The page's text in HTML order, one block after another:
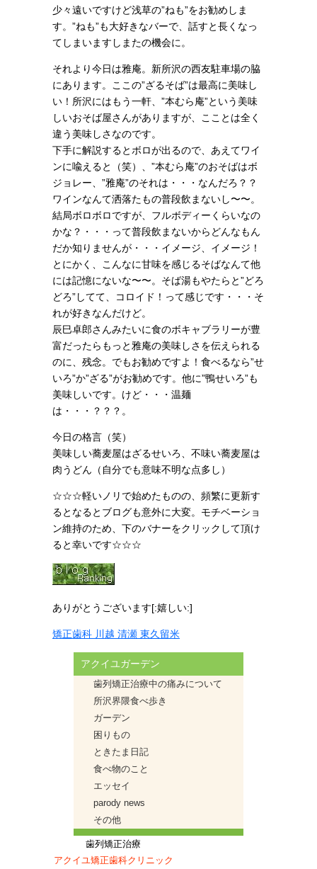
少々遠いですけど浅草の”ねも”をお勧めしま
す。”ねも”も大好きなバーで、話すと長くなっ
てしまいますしまたの機会に。
それより今日は雅庵。新所沢の西友駐車場の脇
にあります。ここの”ざるそば”は最高に美味し
い！所沢にはもう一軒、”本むら庵”という美味
しいおそば屋さんがありますが、こことは全く
違う美味しさなのです。
下手に解説するとボロが出るので、あえてワイ
ンに喩えると（笑）、”本むら庵”のおそばはボ
ジョレー、”雅庵”のそれは・・・なんだろ？？
ワインなんて洒落たもの普段飲まないし〜〜。
結局ボロボロですが、フルボディーくらいなの
かな？・・・って普段飲まないからどんなもん
だか知りませんが・・・イメージ、イメージ！
とにかく、こんなに甘味を感じるそばなんて他
には記憶にないな〜〜。そば湯もやたらと”どろ
どろ”してて、コロイド！って感じです・・・そ
れが好きなんだけど。
辰巳卓郎さんみたいに食のボキャブラリーが豊
富だったらもっと雅庵の美味しさを伝えられる
のに、残念。でもお勧めですよ！食べるなら”せ
いろ”か”ざる”がお勧めです。他に”鴨せいろ”も
美味しいです。けど・・・温麺
は・・・？？？。
今日の格言（笑）
美味しい蕎麦屋はざるせいろ、不味い蕎麦屋は
肉うどん（自分でも意味不明な点多し）
☆☆☆軽いノリで始めたものの、頻繁に更新す
るとなるとブログも意外に大変。モチベーショ
ン維持のため、下のバナーをクリックして頂け
ると幸いです☆☆☆
ありがとうございます[:嬉しい:]
矯正歯科 川越 清瀬 東久留米
アクイユガーデン
歯列矯正治療中の痛みについて
所沢界隈食べ歩き
ガーデン
困りもの
ときたま日記
食べ物のこと
エッセイ
parody news
その他
歯列矯正治療
アクイユ矯正歯科クリニック